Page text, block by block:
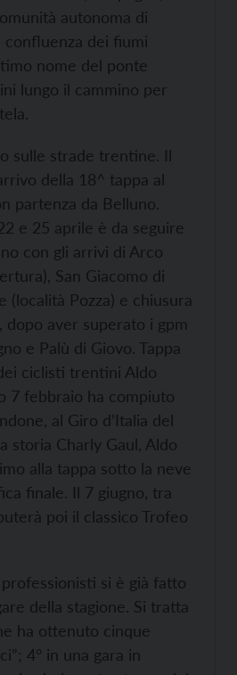
autonoma di
confluenza dei fiumi
nome del ponte
lungo il cammino per
sulle strade trentine. Il
della 18^ tappa al
partenza da Belluno.
e 25 aprile è da seguire
con gli arrivi di Arco
San Giacomo di
(località Pozza) e chiusura
aver superato i gpm
e Palù di Giovo. Tappa
ciclisti trentini Aldo
7 febbraio ha compiuto
al Giro d’Italia del
storia Charly Gaul, Aldo
alla tappa sotto la neve
finale. Il 7 giugno, tra
poi il classico Trofeo
si è già fatto
della stagione. Si tratta
ha ottenuto cinque
4° in una gara in